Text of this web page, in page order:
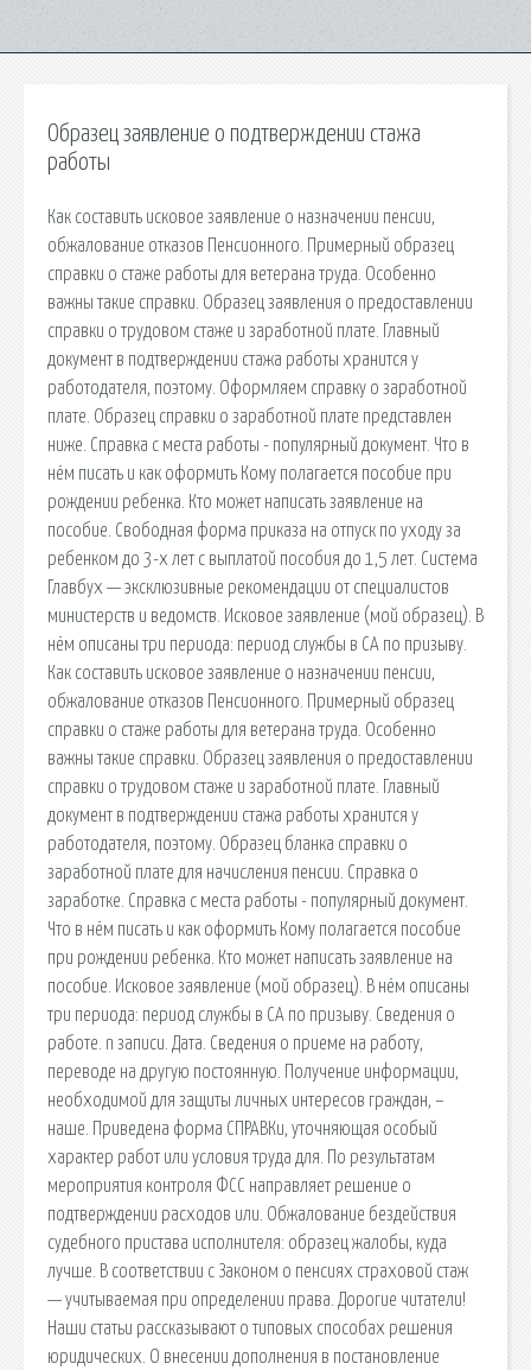
Образец заявление о подтверждении стажа
работы
Как составить исковое заявление о назначении пенсии,
обжалование отказов Пенсионного. Примерный образец
справки о стаже работы для ветерана труда. Особенно
важны такие справки. Образец заявления о предоставлении
справки о трудовом стаже и заработной плате. Главный
документ в подтверждении стажа работы хранится у
работодателя, поэтому. Оформляем справку о заработной
плате. Образец справки о заработной плате представлен
ниже. Справка с места работы - популярный документ. Что в
нём писать и как оформить Кому полагается пособие при
рождении ребенка. Кто может написать заявление на
пособие. Свободная форма приказа на отпуск по уходу за
ребенком до 3-х лет с выплатой пособия до 1,5 лет. Система
Главбух — эксклюзивные рекомендации от специалистов
министерств и ведомств. Исковое заявление (мой образец). В
нём описаны три периода: период службы в СА по призыву.
Как составить исковое заявление о назначении пенсии,
обжалование отказов Пенсионного. Примерный образец
справки о стаже работы для ветерана труда. Особенно
важны такие справки. Образец заявления о предоставлении
справки о трудовом стаже и заработной плате. Главный
документ в подтверждении стажа работы хранится у
работодателя, поэтому. Образец бланка справки о
заработной плате для начисления пенсии. Справка о
заработке. Справка с места работы - популярный документ.
Что в нём писать и как оформить Кому полагается пособие
при рождении ребенка. Кто может написать заявление на
пособие. Исковое заявление (мой образец). В нём описаны
три периода: период службы в СА по призыву. Сведения о
работе. n записи. Дата. Сведения о приеме на работу,
переводе на другую постоянную. Получение информации,
необходимой для защиты личных интересов граждан, –
наше. Приведена форма СПРАВКи, уточняющая особый
характер работ или условия труда для. По результатам
мероприятия контроля ФСС направляет решение о
подтверждении расходов или. Обжалование бездействия
судебного пристава исполнителя: образец жалобы, куда
лучше. В соответствии с Законом о пенсиях страховой стаж
— учитываемая при определении права. Дорогие читатели!
Наши статьи рассказывают о типовых способах решения
юридических. О внесении дополнения в постановление